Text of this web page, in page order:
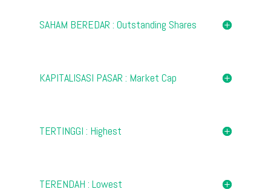
SAHAM BEREDAR : Outstanding Shares
KAPITALISASI PASAR : Market Cap
TERTINGGI : Highest
TERENDAH : Lowest